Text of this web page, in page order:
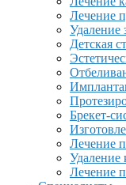
Лечение
Удаление
Детская
Брекет-
Лечение
Удаление
Лечение